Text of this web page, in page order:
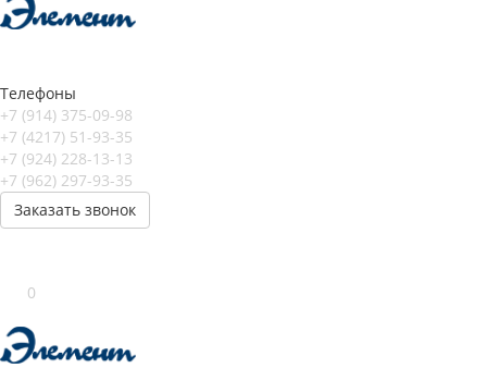
Телефоны
+7 (914) 375-09-98
+7 (4217) 51-93-35
+7 (924) 228-13-13
+7 (962) 297-93-35
Заказать звонок
0